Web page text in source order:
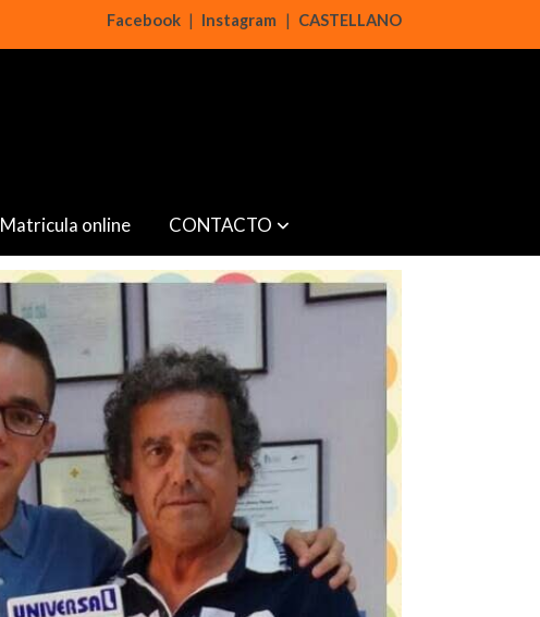
Facebook | Instagram | CASTELLANO
Matricula online CONTACTO